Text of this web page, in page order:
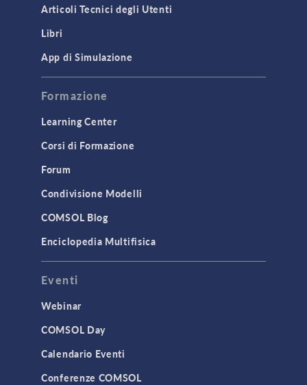
Articoli Tecnici degli Utenti
Libri
App di Simulazione
Formazione
Learning Center
Corsi di Formazione
Forum
Condivisione Modelli
COMSOL Blog
Enciclopedia Multifisica
Eventi
Webinar
COMSOL Day
Calendario Eventi
Conferenze COMSOL